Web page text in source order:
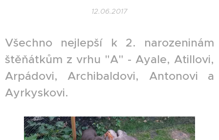
12.06.2017
Všechno nejlepší k 2. narozeninám
štěňátkům z vrhu "A" - Ayale, Atillovi,
Arpádovi, Archibaldovi, Antonovi a
Ayrkyskovi.